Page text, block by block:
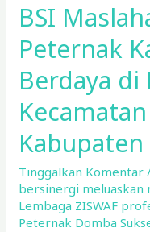
BSI
Peternak
Berdaya di
Tinggalkan Komentar
bersinergi meluaskan
Lembaga ZISWAF
Peternak Domba
Kabupaten
Bogor